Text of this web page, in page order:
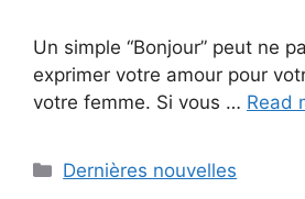
Un simple “Bonjour” peut ne
exprimer votre amour pour
votre femme. Si vous … Read
Categories
Dernières nouvelles